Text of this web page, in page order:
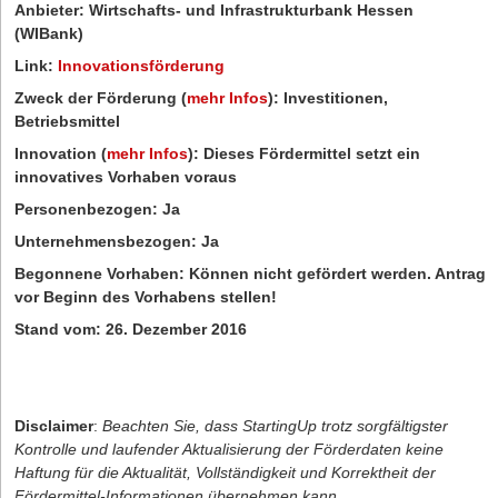
Anbieter: Wirtschafts- und Infrastrukturbank Hessen
(WIBank)
Link: Innovationsförderung
Zweck der Förderung (mehr Infos): Investitionen,
Betriebsmittel
Innovation (mehr Infos): Dieses Fördermittel setzt ein
innovatives Vorhaben voraus
Personenbezogen: Ja
Unternehmensbezogen: Ja
Begonnene Vorhaben: Können nicht gefördert werden. Antrag
vor Beginn des Vorhabens stellen!
Stand vom: 26. Dezember 2016
Disclaimer: Beachten Sie, dass StartingUp trotz sorgfältigster
Kontrolle und laufender Aktualisierung der Förderdaten keine
Haftung für die Aktualität, Vollständigkeit und Korrektheit der